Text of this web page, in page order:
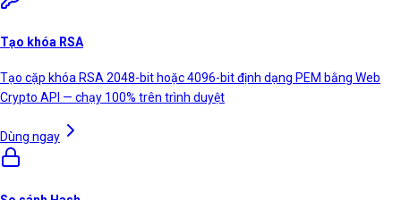
Tạo khóa RSA
Tạo cặp khóa RSA 2048-bit hoặc 4096-bit định dạng PEM bằng Web
Crypto API — chạy 100% trên trình duyệt
Dùng ngay